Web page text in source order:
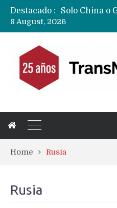
Destacado :
8 August, 2026
Home Rusia
Rusia